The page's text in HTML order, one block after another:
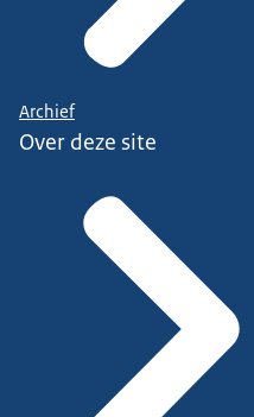
Archief
Over deze site